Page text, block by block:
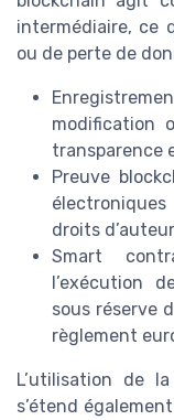
intermédiaire, ce
ou de perte de
modification
transparence
Preuve
droits
Smart
l’exécution
sous réserve
règlement
L’utilisation de
s’étend